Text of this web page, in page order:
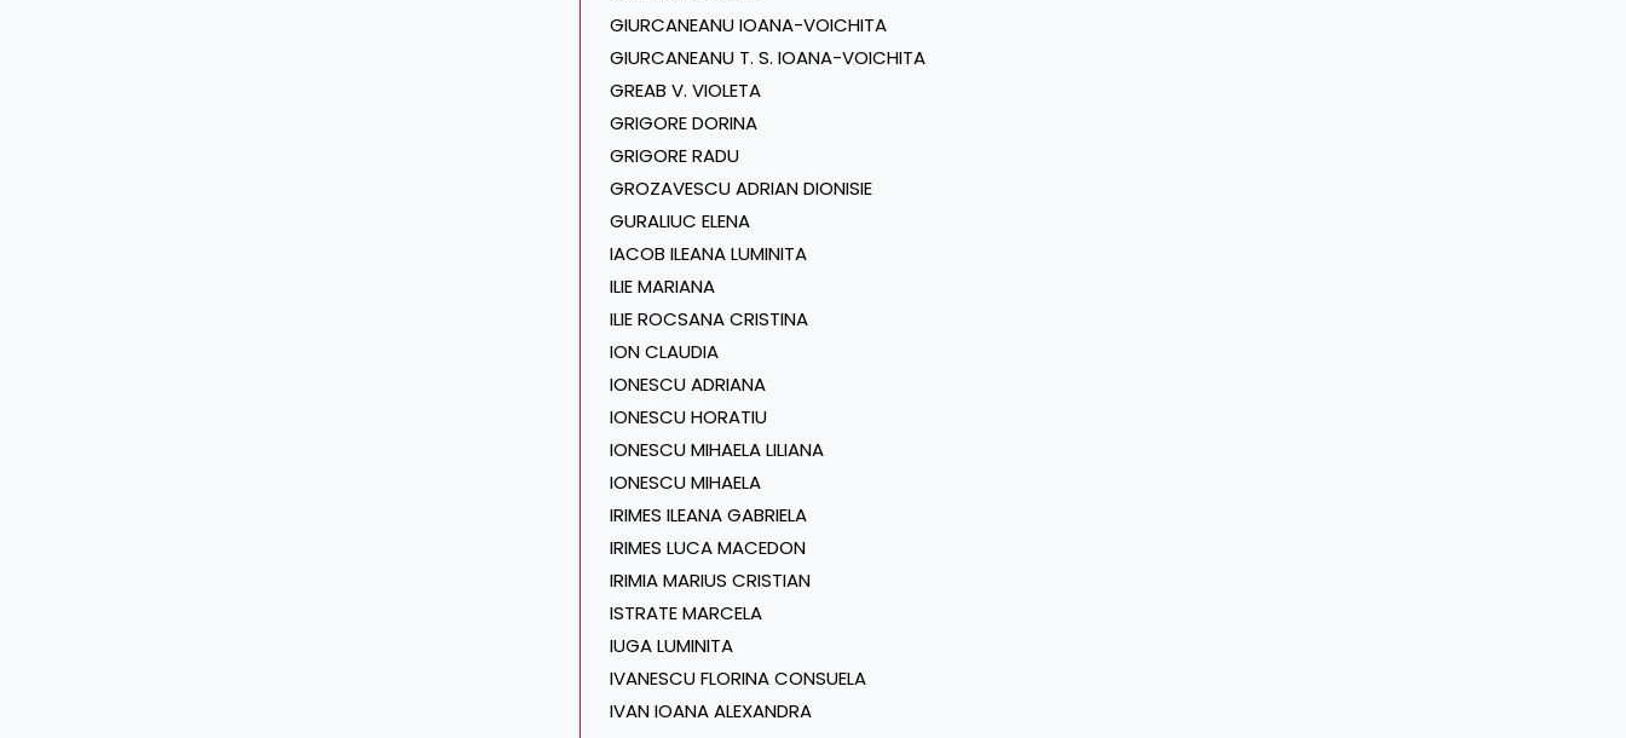
GIURCANEANU IOANA-VOICHITA
GIURCANEANU T. S. IOANA-VOICHITA
GREAB V. VIOLETA
GRIGORE DORINA
GRIGORE RADU
GROZAVESCU ADRIAN DIONISIE
GURALIUC ELENA
IACOB ILEANA LUMINITA
ILIE MARIANA
ILIE ROCSANA CRISTINA
ION CLAUDIA
IONESCU ADRIANA
IONESCU HORATIU
IONESCU MIHAELA LILIANA
IONESCU MIHAELA
IRIMES ILEANA GABRIELA
IRIMES LUCA MACEDON
IRIMIA MARIUS CRISTIAN
ISTRATE MARCELA
IUGA LUMINITA
IVANESCU FLORINA CONSUELA
IVAN IOANA ALEXANDRA